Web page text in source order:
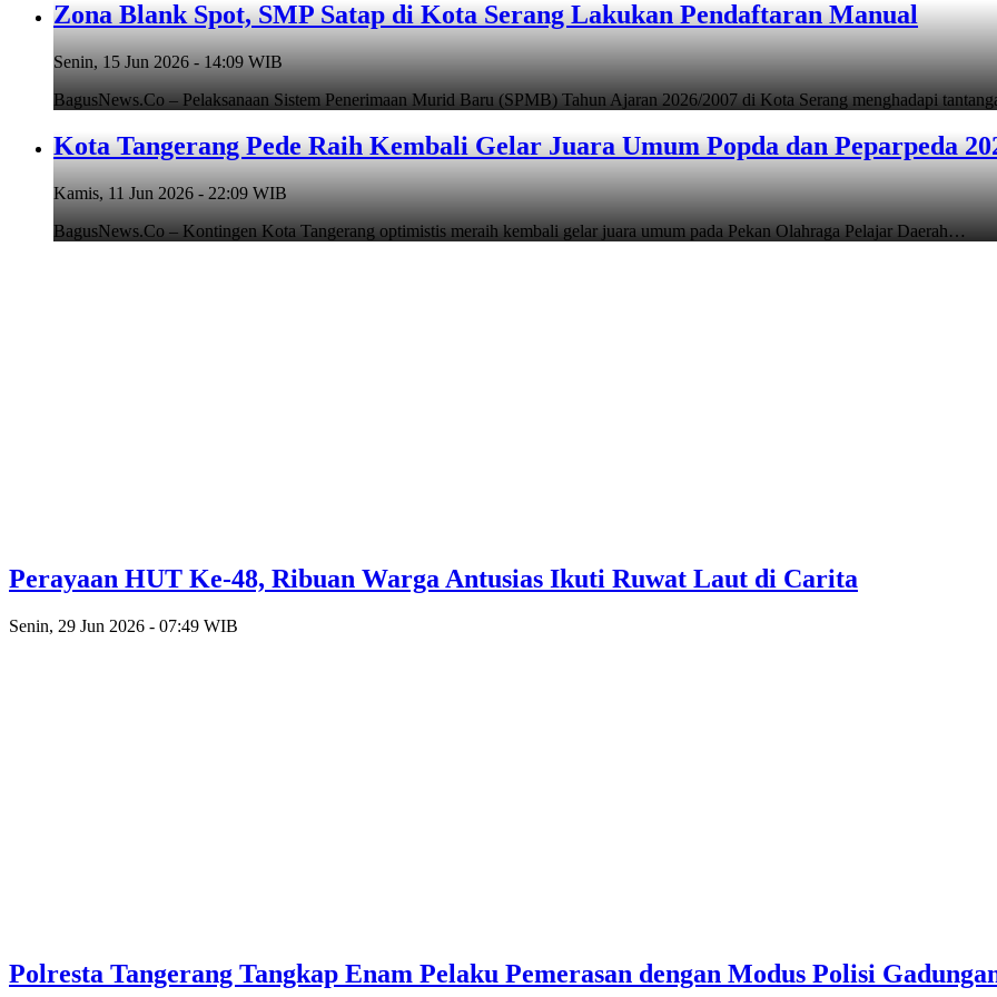
Zona Blank Spot, SMP Satap di Kota Serang Lakukan Pendaftaran Manual
Senin, 15 Jun 2026 - 14:09 WIB
BagusNews.Co – Pelaksanaan Sistem Penerimaan Murid Baru (SPMB) Tahun Ajaran 2026/2007 di Kota Serang menghadapi
Kota Tangerang Pede Raih Kembali Gelar Juara Umum Popda dan Peparpeda
Kamis, 11 Jun 2026 - 22:09 WIB
BagusNews.Co – Kontingen Kota Tangerang optimistis meraih kembali gelar juara umum pada Pekan Olahraga Pelajar Daerah…
Perayaan HUT Ke-48, Ribuan Warga Antusias Ikuti Ruwat Laut di Carita
Senin, 29 Jun 2026 - 07:49 WIB
Polresta Tangerang Tangkap Enam Pelaku Pemerasan dengan Modus Polisi